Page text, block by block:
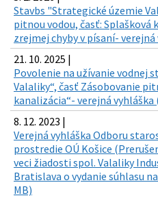
Stavbs "Strategické územie
pitnou vodou, časť: Splašková
zrejmej chyby v písaní- verejná
21. 10. 2025 |
Povolenie na užívanie vodnej
Valaliky“, časť Zásobovanie
kanalizácia“- verejná vyhláška
8. 12. 2023 |
Verejná vyhláška Odboru
prostredie OÚ Košice
veci žiadosti spol. Valaliky
Bratislava o vydanie súhlasu
MB)